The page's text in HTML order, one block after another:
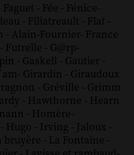
Faguet - Fée - Fénice-
- Filiatreault - Flat -
- Alain-Fournier- France
- Futrelle - G@rp-
- Gaskell - Gautier -
- Girardin - Giraudoux
- Gréville - Grimm
- Hawthorne - Hearn
- Homère-
- Hugo - Irving - Jaloux -
bruyère - La Fontaine -